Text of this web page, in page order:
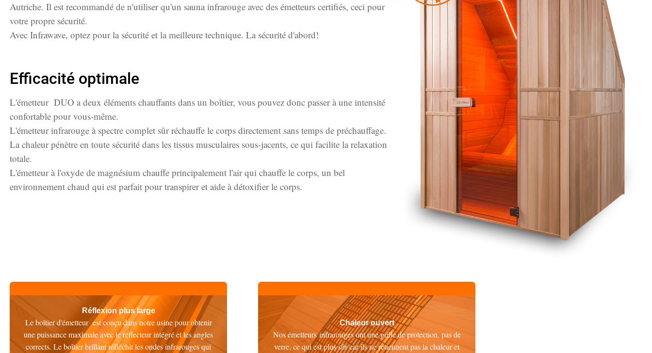
Autriche. Il est recommandé de n'utiliser qu'un sauna infrarouge avec des émetteurs certifiés, ceci pour
votre propre sécurité.
Avec Infrawave, optez pour la sécurité et la meilleure technique. La sécurité d'abord!
Efficacité optimale
L'émetteur DUO a deux éléments chauffants dans un boîtier, vous pouvez donc passer à une intensité
confortable pour vous-même.
L'émetteur infrarouge à spectre complet sûr réchauffe le corps directement sans temps de préchauffage.
La chaleur pénètre en toute sécurité dans les tissus musculaires sous-jacents, ce qui facilite la relaxation
totale.
L'émetteur à l'oxyde de magnésium chauffe principalement l'air qui chauffe le corps, un bel
environnement chaud qui est parfait pour transpirer et aide à détoxifier le corps.
Réflexion plus large
Le boîtier d'émetteur est conçu dans notre usine pour obtenir
une puissance maximale avec le réflecteur intégré et les angles
corrects. Le boîtier brillant réfléchit les ondes infrarouges qui
Chaleur ouvert
Nos émetteurs infrarouges ont une grille de protection, pas de
verre, ce qui est plus sûr car ils ne retiennent pas la chaleur et